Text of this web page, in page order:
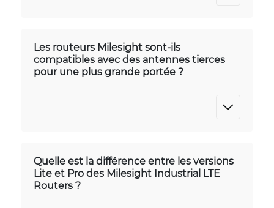
Les routeurs Milesight sont-ils
compatibles avec des antennes tierces
pour une plus grande portée ?
Quelle est la différence entre les versions
Lite et Pro des Milesight Industrial LTE
Routers ?